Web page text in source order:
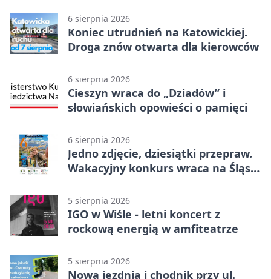
6 sierpnia 2026
Koniec utrudnień na Katowickiej.
Droga znów otwarta dla kierowców
6 sierpnia 2026
Cieszyn wraca do „Dziadów” i
słowiańskich opowieści o pamięci
6 sierpnia 2026
Jedno zdjęcie, dziesiątki przepraw.
Wakacyjny konkurs wraca na Śląsk
5 sierpnia 2026
IGO w Wiśle - letni koncert z
rockową energią w amfiteatrze
5 sierpnia 2026
Nowa jezdnia i chodnik przy ul.